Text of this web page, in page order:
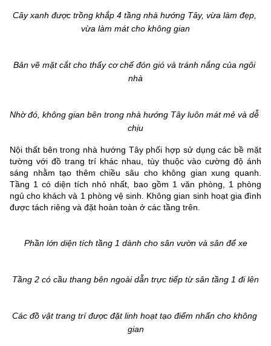
Cây xanh được trồng khắp 4 tầng nhà hướng Tây, vừa làm đẹp,
vừa làm mát cho không gian
Bản vẽ mặt cắt cho thấy cơ chế đón gió và tránh nắng của ngôi
nhà
Nhờ đó, không gian bên trong nhà hướng Tây luôn mát mẻ và dễ
chịu
Nội thất bên trong nhà hướng Tây phối hợp sử dụng các bề mặt
tường với đồ trang trí khác nhau, tùy thuộc vào cường độ ánh
sáng nhằm tạo thêm chiều sâu cho không gian xung quanh.
Tầng 1 có diện tích nhỏ nhất, bao gồm 1 văn phòng, 1 phòng
ngủ cho khách và 1 phòng vệ sinh. Không gian sinh hoạt gia đình
được tách riêng và đặt hoàn toàn ở các tầng trên.
Phần lớn diện tích tầng 1 dành cho sân vườn và sân để xe
Tầng 2 có cầu thang bên ngoài dẫn trực tiếp từ sân tầng 1 đi lên
Các đồ vật trang trí được đặt linh hoạt tạo điểm nhấn cho không
gian